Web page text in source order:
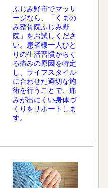
ふじみ野市でマッサ
ージなら、「くまの
み整骨院ふじみ野
院」をお試しくださ
い。患者様一人ひと
りの生活習慣からく
る痛みの原因を特定
し、ライフスタイル
に合わせた適切な施
術を行うことで、痛
みが出にくい身体づ
くりをサポートしま
す。